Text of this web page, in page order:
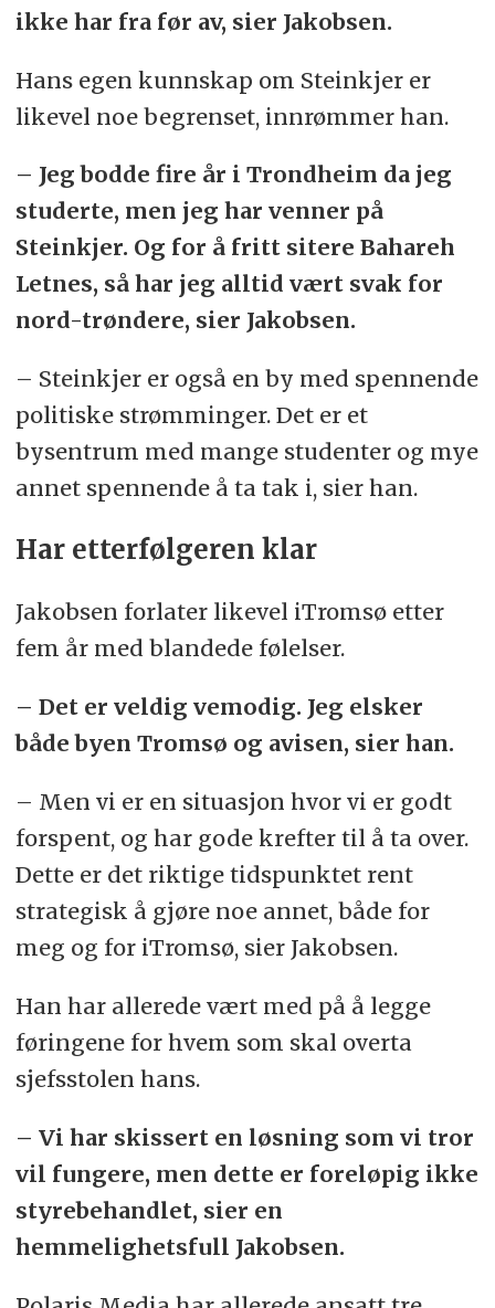
ikke har fra før av, sier Jakobsen.
Hans egen kunnskap om Steinkjer er
likevel noe begrenset, innrømmer han.
– Jeg bodde fire år i Trondheim da jeg
studerte, men jeg har venner på
Steinkjer. Og for å fritt sitere Bahareh
Letnes, så har jeg alltid vært svak for
nord-trøndere, sier Jakobsen.
– Steinkjer er også en by med spennende
politiske strømminger. Det er et
bysentrum med mange studenter og mye
annet spennende å ta tak i, sier han.
Har etterfølgeren klar
Jakobsen forlater likevel iTromsø etter
fem år med blandede følelser.
– Det er veldig vemodig. Jeg elsker
både byen Tromsø og avisen, sier han.
– Men vi er en situasjon hvor vi er godt
forspent, og har gode krefter til å ta over.
Dette er det riktige tidspunktet rent
strategisk å gjøre noe annet, både for
meg og for iTromsø, sier Jakobsen.
Han har allerede vært med på å legge
føringene for hvem som skal overta
sjefsstolen hans.
– Vi har skissert en løsning som vi tror
vil fungere, men dette er foreløpig ikke
styrebehandlet, sier en
hemmelighetsfull Jakobsen.